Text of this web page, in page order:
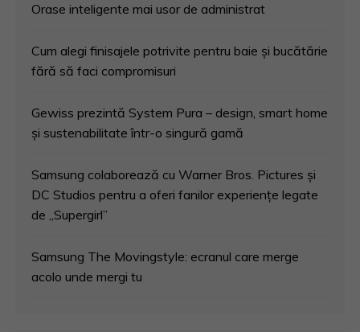
Orase inteligente mai usor de administrat
Cum alegi finisajele potrivite pentru baie și bucătărie
fără să faci compromisuri
Gewiss prezintă System Pura – design, smart home
și sustenabilitate într-o singură gamă
Samsung colaborează cu Warner Bros. Pictures și
DC Studios pentru a oferi fanilor experiențe legate
de „Supergirl”
Samsung The Movingstyle: ecranul care merge
acolo unde mergi tu